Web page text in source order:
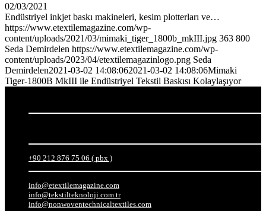
02/03/2021
Endüstriyel inkjet baskı makineleri, kesim plotterları ve…
https://www.etextilemagazine.com/wp-
content/uploads/2021/03/mimaki_tiger_1800b_mkIII.jpg 363 800
Seda Demirdelen https://www.etextilemagazine.com/wp-
content/uploads/2023/04/etextilemagazinlogo.png Seda
Demirdelen2021-03-02 14:08:062021-03-02 14:08:06Mimaki
Tiger-1800B MkIII ile Endüstriyel Tekstil Baskısı Kolaylaşıyor
+90 212 876 75 06 ( pbx )
info@etextilemagazine.com
info@tekstilteknoloji.com.tr
info@nonwoventechnicaltextiles.com